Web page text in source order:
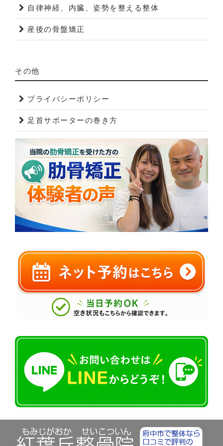
自律神経、内臓、姿勢を整える整体
産後の骨盤矯正
その他
プライバシーポリシー
足首サポーターの巻き方